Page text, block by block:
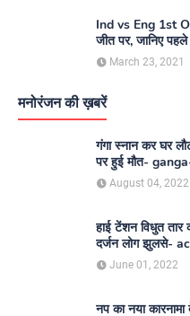
Ind vs Eng 1st
जीत पर, जानिए
March 23, 2021
मनोरंजन की ख़बरें
गंगा स्नान कर घर
पर हुई मौत-
August 04, 2022
हाई टेंशन विधुत
दर्जन लोग झुलसे-
June 01, 2022
नप का नया